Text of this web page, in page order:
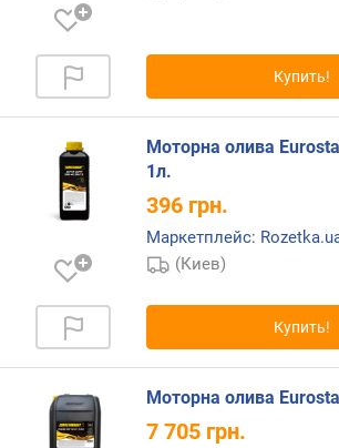
Купить!
Моторна олива
1л.
396 грн.
Маркетплейс:
(Киев)
Купить!
Моторна олива
7 705 грн.